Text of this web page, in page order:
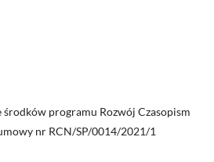
środków programu Rozwój Czasopism
nr RCN/SP/0014/2021/1